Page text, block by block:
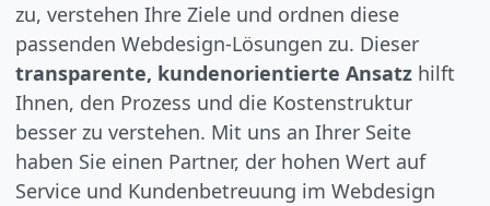
zu, verstehen Ihre Ziele und ordnen diese
passenden Webdesign-Lösungen zu. Dieser
transparente, kundenorientierte Ansatz hilft
Ihnen, den Prozess und die Kostenstruktur
besser zu verstehen. Mit uns an Ihrer Seite
haben Sie einen Partner, der hohen Wert auf
Service und Kundenbetreuung im Webdesign